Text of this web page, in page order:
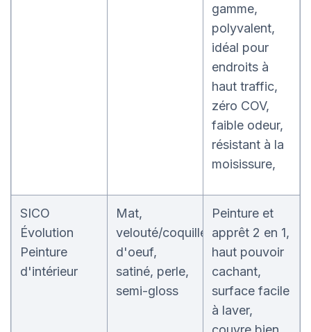
gamme,
polyvalent,
idéal pour
endroits à
haut traffic,
zéro COV,
faible odeur,
résistant à la
moisissure,
SICO
Évolution
Peinture
d'intérieur
Mat,
velouté/coquille
d'oeuf,
satiné, perle,
semi-gloss
Peinture et
apprêt 2 en 1,
haut pouvoir
cachant,
surface facile
à laver,